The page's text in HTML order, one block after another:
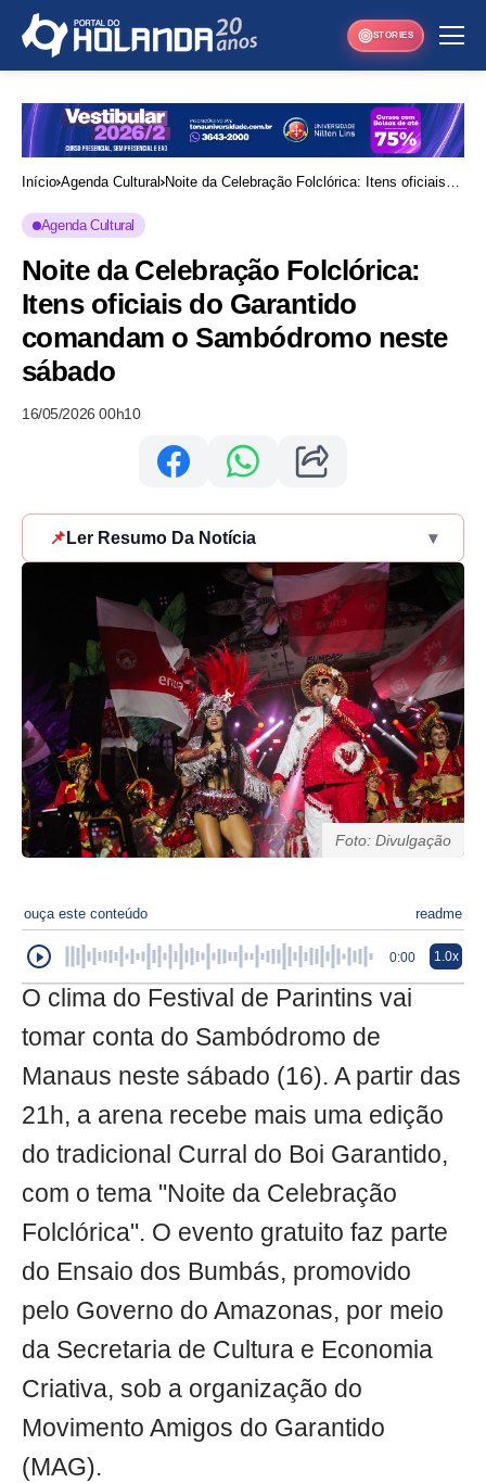
STORIES
Início Agenda Cultural Noite da Celebração Folclórica: Itens oficiais
Agenda Cultural
Noite da Celebração Folclórica:
Itens oficiais do Garantido
comandam o Sambódromo neste
sábado
16/05/2026 00h10
📌 Ler Resumo Da Notícia ▾
Foto: Divulgação
ouça este conteúdo readme
0:00 1.0x
O clima do Festival de Parintins vai
tomar conta do Sambódromo de
Manaus neste sábado (16). A partir das
21h, a arena recebe mais uma edição
do tradicional Curral do Boi Garantido,
com o tema "Noite da Celebração
Folclórica". O evento gratuito faz parte
do Ensaio dos Bumbás, promovido
pelo Governo do Amazonas, por meio
da Secretaria de Cultura e Economia
Criativa, sob a organização do
Movimento Amigos do Garantido
(MAG).